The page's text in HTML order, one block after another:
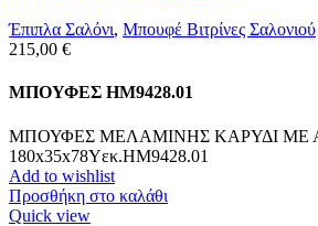
Έπιπλα Σαλόνι, Μπουφέ Βιτρίνες Σαλονιού
215,00 €
ΜΠΟΥΦΕΣ HM9428.01
ΜΠΟΥΦΕΣ ΜΕΛΑΜΙΝΗΣ ΚΑΡΥΔΙ ΜΕ
180x35x78Υεκ.HM9428.01
Add to wishlist
Προσθήκη στο καλάθι
Quick view